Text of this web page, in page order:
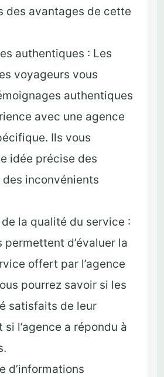
des avantages de cette
authentiques : Les
voyageurs vous
authentiques
avec une agence
Ils vous
idée précise des
inconvénients
la qualité du service :
permettent d’évaluer la
offert par l’agence
pourrez savoir si les
satisfaits de leur
l’agence a répondu à
d’informations